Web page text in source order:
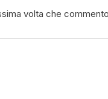
volta che